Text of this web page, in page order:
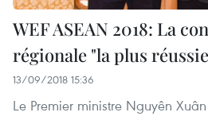
WEF ASEAN 2018: La
régionale "la plus
13/09/2018 15:36
Le Premier ministre Nguyên